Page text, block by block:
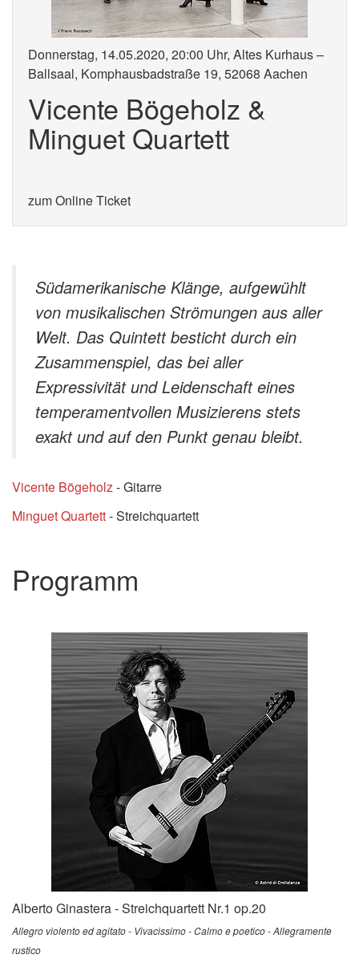
Donnerstag, 14.05.2020, 20:00 Uhr, Altes Kurhaus –
Ballsaal, Komphausbadstraße 19, 52068 Aachen
Vicente Bögeholz &
Minguet Quartett
zum Online Ticket
Südamerikanische Klänge, aufgewühlt
von musikalischen Strömungen aus aller
Welt. Das Quintett besticht durch ein
Zusammenspiel, das bei aller
Expressivität und Leidenschaft eines
temperamentvollen Musizierens stets
exakt und auf den Punkt genau bleibt.
Vicente Bögeholz- Gitarre
Minguet Quartett- Streichquartett
Programm
Alberto Ginastera - Streichquartett Nr.1 op.20
Allegro violento ed agitato - Vivacissimo - Calmo e poetico - Allegramente
rustico